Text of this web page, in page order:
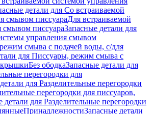
детали для Со встраиваемой
смывом писсуараДля встраиваемой
смывом писсуараЗапасные детали для
управления смывом
смыва с подачей воды, с/для
для Писсуары, режим смыва с
крышкиБез ободкаЗапасные детали для
перегородки для
для Разделительные перегородки
перегородки для писсуаров,
детали для Разделительные перегородки
ПринадлежностиЗапасные детали